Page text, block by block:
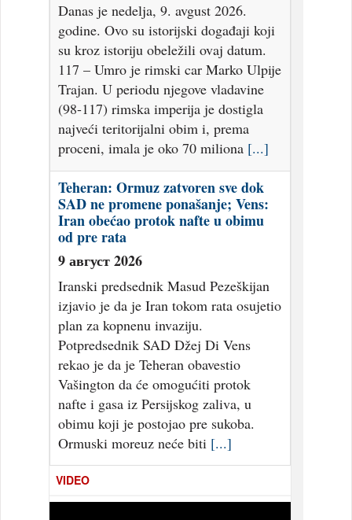
Danas je nedelja, 9. avgust 2026.
godine. Ovo su istorijski događaji koji
su kroz istoriju obeležili ovaj datum.
117 – Umro je rimski car Marko Ulpije
Trajan. U periodu njegove vladavine
(98-117) rimska imperija je dostigla
najveći teritorijalni obim i, prema
proceni, imala je oko 70 miliona [...]
Teheran: Ormuz zatvoren sve dok
SAD ne promene ponašanje; Vens:
Iran obećao protok nafte u obimu
od pre rata
9 август 2026
Iranski predsednik Masud Pezeškijan
izjavio je da je Iran tokom rata osujetio
plan za kopnenu invaziju.
Potpredsednik SAD Džej Di Vens
rekao je da je Teheran obavestio
Vašington da će omogućiti protok
nafte i gasa iz Persijskog zaliva, u
obimu koji je postojao pre sukoba.
Ormuski moreuz neće biti [...]
VIDEO